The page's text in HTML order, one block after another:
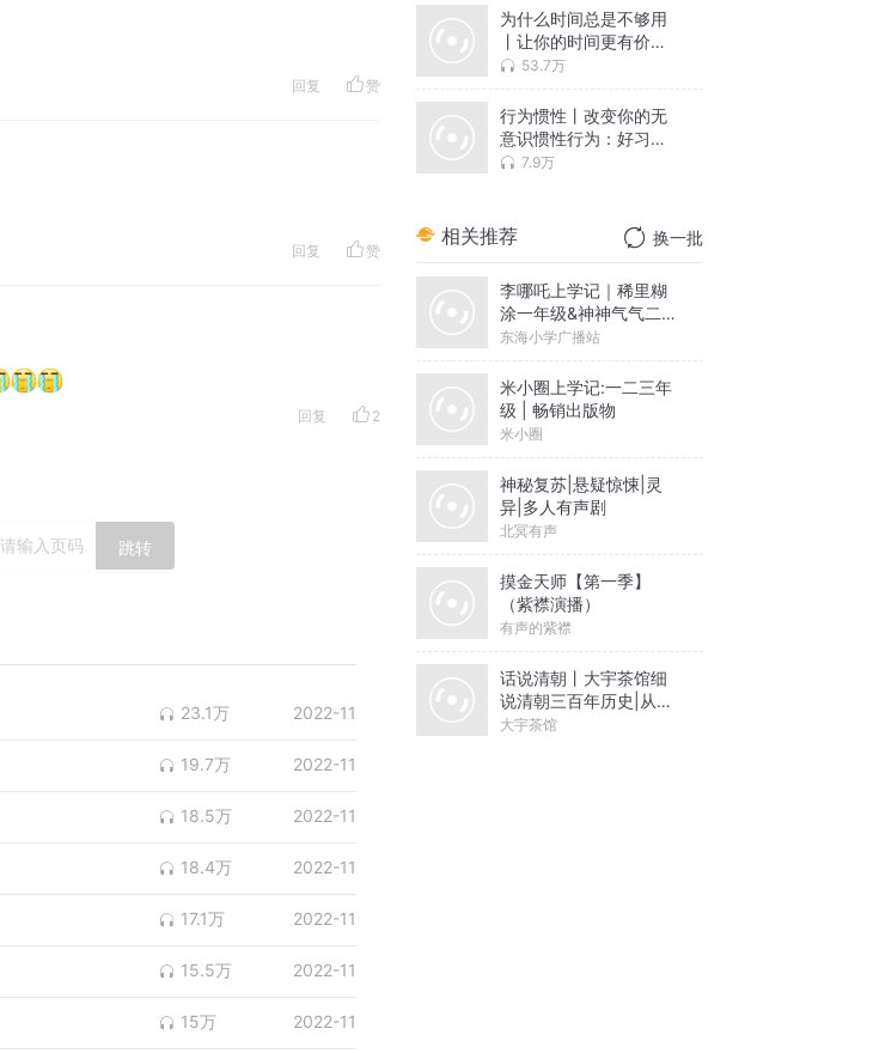
回复 赞
回复 赞
回复 2
跳转
23.1万 2022-11
19.7万 2022-11
18.5万 2022-11
18.4万 2022-11
17.1万 2022-11
15.5万 2022-11
15万 2022-11
辑
为什么时间总是不够用
丨让你的时间更有价值
丨高效时间管理术
53.7万
行为惯性丨改变你的无
意识惯性行为：好习惯
降低内耗、助力自律，
7.9万
相关推荐 换一批
李哪吒上学记｜稀里糊
涂一年级&神神气气二年
级
东海小学广播站
米小圈上学记:一二三年
级 | 畅销出版物
米小圈
神秘复苏|悬疑惊悚|灵
异|多人有声剧
北冥有声
摸金天师【第一季】
（紫襟演播）
有声的紫襟
话说清朝丨大宇茶馆细
说清朝三百年历史|从努
尔哈赤到末代皇帝溥仪|
大宇茶馆